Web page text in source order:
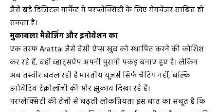
जैसे बड़े डिजिटल मार्केट में परप्लेक्सिटी के लिए गेमचेंजर साबित हो
सकता है।
मुकाबला मैसेजिंग और इनोवेशन का
एक तरफ Arattai जैसे देसी ऐप्स खुद को स्थापित करने की कोशिश
कर रहे हैं, वहीं व्हाट्सऐप अपनी पुरानी पकड़ बनाए हुए है। लेकिन
अब तस्वीर बदल रही है भारतीय यूज़र्स सिर्फ चैटिंग नहीं, बल्कि
इनोवेटिव टेक्नोलॉजी की ओर झुकाव दिखा रहे हैं।
परप्लेक्सिटी की तेजी से बढ़ती लोकप्रियता इस बात का सबूत है कि